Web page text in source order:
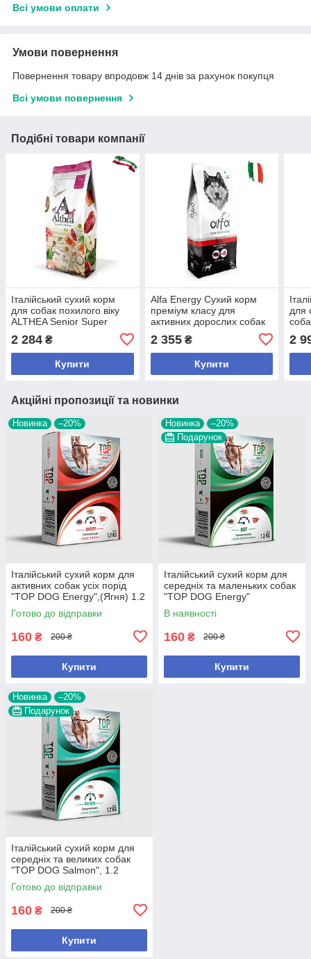
Всі умови оплати
Умови повернення
Повернення товару впродовж 14 днів за рахунок покупця
Всі умови повернення
Подібні товари компанії
Італійський сухий корм
для собак похилого віку
ALTHEA Senior Super
Premium, арт.,(660312), В
наявності, 14 кг
2 284 ₴
Купити
Alfa Energy Сухий корм
преміум класу для
активних дорослих собак
2 355₴
Купити
для
2
Акційні пропозиції та новинки
Новинка –20%
Італійський сухий корм для
активних собак усіх порід
"TOP DOG Energy",(Ягня) 1.2
кг.,арт.,(26872), В наявності
Готово до відправки
160 ₴ 200 ₴
Купити
Новинка
–20%
Подарунок
Італійський сухий корм для
середніх та маленьких собак
"TOP DOG Energy"
(Яловичина), 1.2 кг.,арт.,
(26865), В наявності
В наявності
160 ₴ 200 ₴
Купити
Новинка
–20%
Подарунок
Італійський сухий корм для
середніх та великих собак
"TOP DOG Salmon", 1.2
кг.,арт.,(26889), В наявності
Готово до відправки
160 ₴ 200 ₴
Купити